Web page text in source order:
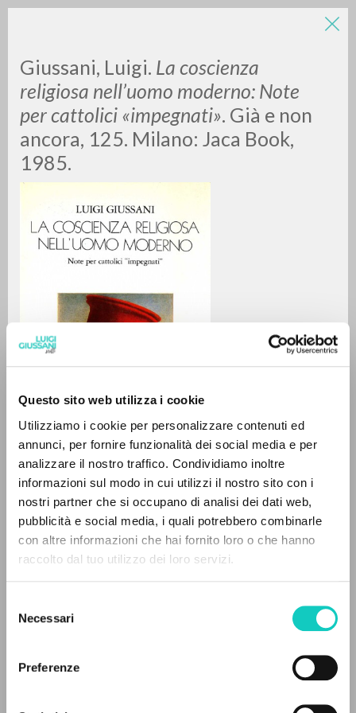
Questo sito web utilizza i cookie
Utilizziamo i cookie per personalizzare contenuti ed
annunci, per fornire funzionalità dei social media e per
analizzare il nostro traffico. Condividiamo inoltre
informazioni sul modo in cui utilizzi il nostro sito con i
nostri partner che si occupano di analisi dei dati web,
pubblicità e social media, i quali potrebbero combinarle
con altre informazioni che hai fornito loro o che hanno
raccolto dal tuo utilizzo dei loro servizi.
delNecessari
Preferenze
Giussani, Luigi. La coscienza
religiosa nell’uomo moderno: Note
per cattolici «impegnati». Già e non
ancora, 125. Milano: Jaca Book,
1985.
Giussani LuigiAutor
Jaca Book
Italiano
ÚLTIMA ACTUALIZACIÓN
LUIGI
GIUSSANI
BÚSQUEDA AVANZADA »
0DOCUMENTOS ENCONTRADOS
RESULTADOS SUCESIVOS